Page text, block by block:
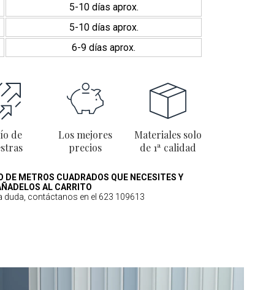
5-10 días aprox.
5-10 días aprox.
6-9 días aprox.
de
Los mejores
precios
Materiales solo
de 1ª calidad
DE METROS CUADRADOS QUE NECESITES Y
AL CARRITO
duda, contáctanos en el 623 109613